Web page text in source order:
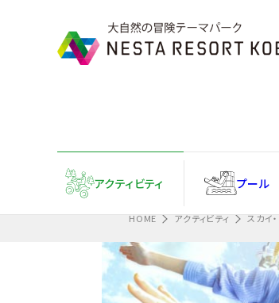
アクティ ビティ プール
忘れ物フ
HOME アクティビティ スカイ